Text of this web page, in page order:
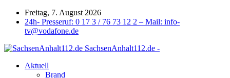
Freitag, 7. August 2026
24h- Presseruf: 0 17 3 / 76 73 12 2 – Mail: info-
tv@vodafone.de
SachsenAnhalt112.de -
Aktuell
Brand